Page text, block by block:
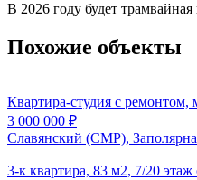
В 2026 году будет
Похожие объекты
Квартира-студия с
3 000 000 ₽
Славянский (СМР),
3-к квартира, 83 м2, 7/20